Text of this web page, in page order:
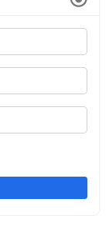
。恶不长势，避
力也。察人而明
事也。